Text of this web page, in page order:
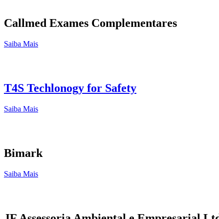
Callmed Exames Complementares
Saiba Mais
T4S Techlonogy for Safety
Saiba Mais
Bimark
Saiba Mais